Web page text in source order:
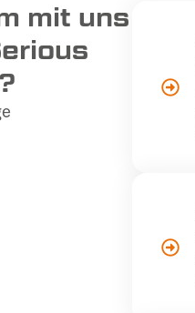
mit uns